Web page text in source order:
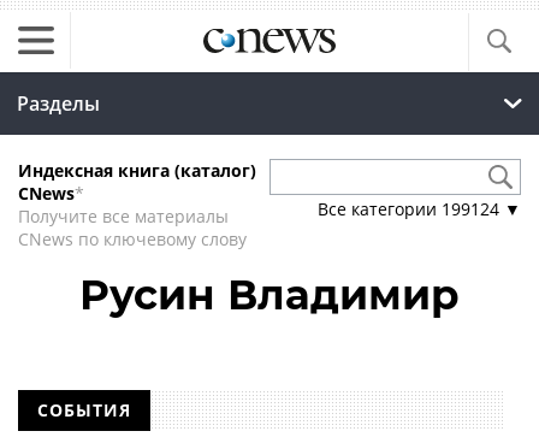
Разделы
Индексная книга (каталог)
CNews*
Получите все материалы
CNews по ключевому слову
Все категории 199124 ▼
Русин Владимир
СОБЫТИЯ